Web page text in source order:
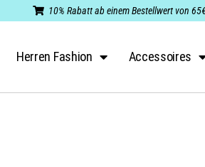
10% Rabatt ab einem Bestellwert von
Herren Fashion Accessoires